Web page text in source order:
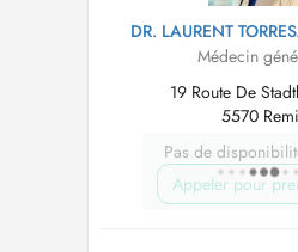
DR. LAURENT
Médecin
19 Route De
5570
Pas de
Appeler pour